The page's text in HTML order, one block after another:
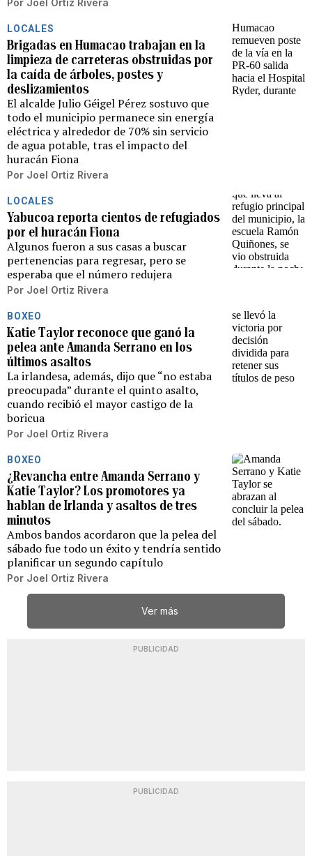
LOCALES
Brigadas en Humacao trabajan en la
limpieza de carreteras obstruidas por
la caída de árboles, postes y
deslizamientos
El alcalde Julio Géigel Pérez sostuvo que
todo el municipio permanece sin energía
eléctrica y alrededor de 70% sin servicio
de agua potable, tras el impacto del
huracán Fiona
Por Joel Ortiz Rivera
LOCALES
Yabucoa reporta cientos de refugiados
por el huracán Fiona
Algunos fueron a sus casas a buscar
pertenencias para regresar, pero se
esperaba que el número redujera
Por Joel Ortiz Rivera
BOXEO
Katie Taylor reconoce que ganó la
pelea ante Amanda Serrano en los
últimos asaltos
La irlandesa, además, dijo que “no estaba
preocupada” durante el quinto asalto,
cuando recibió el mayor castigo de la
boricua
Por Joel Ortiz Rivera
BOXEO
¿Revancha entre Amanda Serrano y
Katie Taylor? Los promotores ya
hablan de Irlanda y asaltos de tres
minutos
Ambos bandos acordaron que la pelea del
sábado fue todo un éxito y tendría sentido
planificar un segundo capítulo
Por Joel Ortiz Rivera
Ver más
PUBLICIDAD
PUBLICIDAD